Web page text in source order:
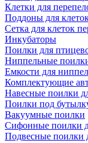
Клетки для
Поддоны для
Сетка для клеток
Инкубаторы
Поилки для
Ниппельные
Емкости для
Комплектующие
Навесные поилки
Поилки под
Вакуумные поилки
Сифонные поилки
Подвесные поилки